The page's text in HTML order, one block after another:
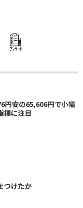
ｱﾝｹｰﾄ
円安の65,606円で小幅
に注目
つけたか